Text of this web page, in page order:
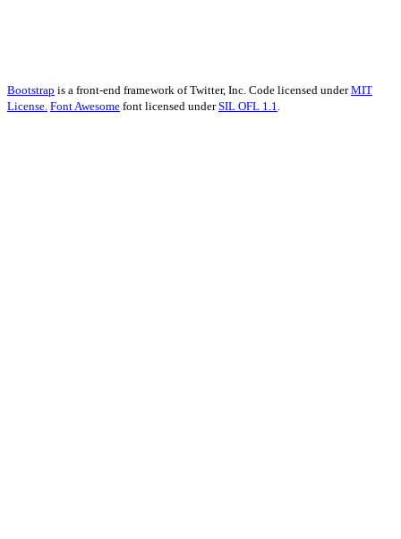
Bootstrap is a front-end framework of Twitter, Inc. Code licensed underMIT
License. Font Awesome font licensed underSIL OFL 1.1